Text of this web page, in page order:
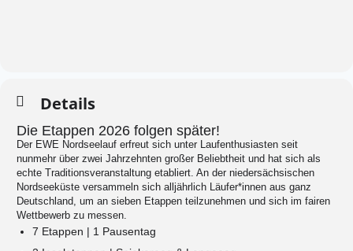
Details
Die Etappen 2026 folgen später!
Der EWE Nordseelauf erfreut sich unter Laufenthusiasten seit
nunmehr über zwei Jahrzehnten großer Beliebtheit und hat sich als
echte Traditionsveranstaltung etabliert. An der niedersächsischen
Nordseeküste versammeln sich alljährlich Läufer*innen aus ganz
Deutschland, um an sieben Etappen teilzunehmen und sich im fairen
Wettbewerb zu messen.
7 Etappen | 1 Pausentag